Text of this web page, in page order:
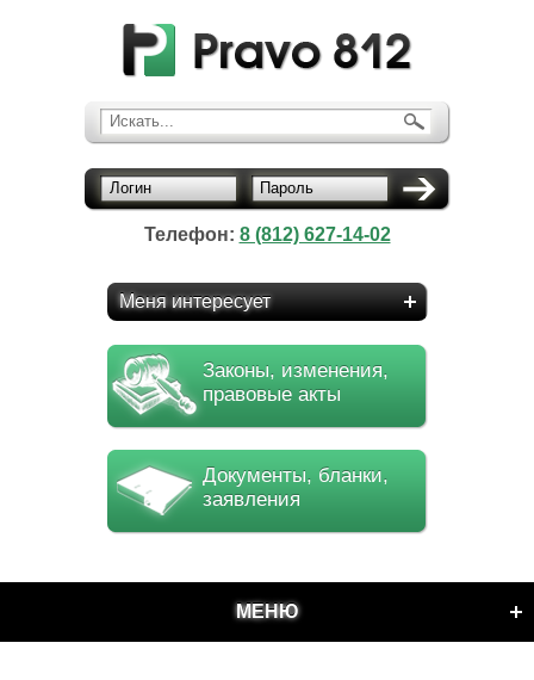
Искать...
Логин Пароль
Телефон: 8 (812) 627-14-02
Меня интересует
Законы, изменения,
правовые акты
Документы, бланки,
заявления
МЕНЮ